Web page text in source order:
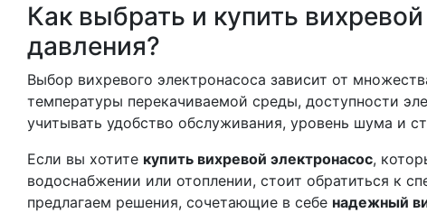
Как выбрать и купить
давления?
Выбор вихревого электронасоса зависит от
температуры перекачиваемой среды, доступности
учитывать удобство обслуживания, уровень шума и
Если вы хотите купить вихревой электронасос,
водоснабжении или отоплении, стоит обратиться к
предлагаем решения, сочетающие в себе надежный